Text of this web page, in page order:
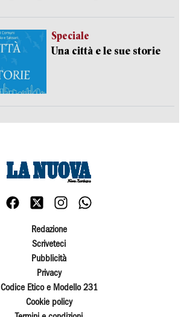
Speciale
Una città e le sue storie
Redazione
Scriveteci
Pubblicità
Privacy
Codice Etico e Modello 231
Cookie policy